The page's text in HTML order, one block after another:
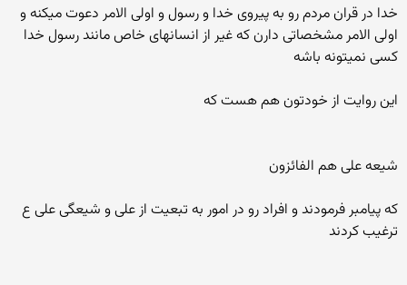
خدا در قران مردم رو به پیروی خدا و رسول و اولی الامر دعوت میکنه و
اولی الامر مشخصاتی دارن که غیر از انسانهای خاص مانند رسول خدا
کسی نمیتونه باشه
این روایت از خودتون هم هست که
شیعه علی هم الفائزون
که پیامبر فرمودند و افراد رو در امور به تبعیت از علی و شیعگی علی ع
ترغیب کردند